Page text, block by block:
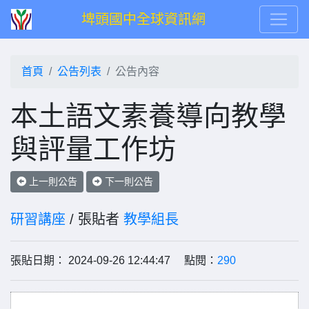
埤頭國中全球資訊網
首頁 公告列表 公告內容
本土語文素養導向教學
與評量工作坊
上一則公告 下一則公告
研習講座 / 張貼者 教學組長
張貼日期： 2024-09-26 12:44:47 點閱： 290